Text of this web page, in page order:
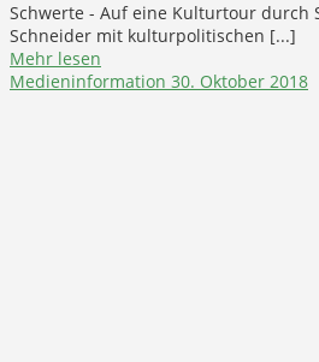
Schwerte - Auf eine Kulturtour durch
Schneider mit kulturpolitischen [...]
Mehr lesen
Medieninformation 30. Oktober 2018